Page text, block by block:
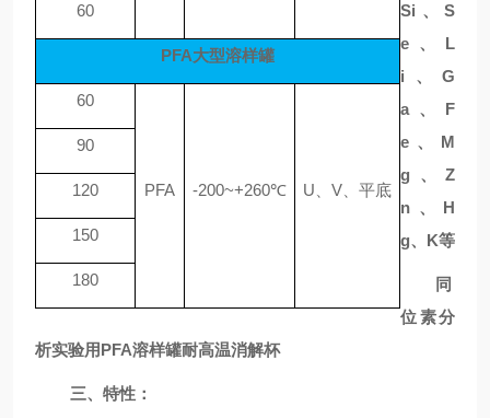
60
PFA大型溶样罐
60
PFA -200~+260℃ U、V、平底
90
120
150
180
Si、S
e、L
i、G
a、F
e、M
g、Z
n、H
g、K等
同
位素分
析实验用PFA溶样罐耐高温消解杯
三、特性：